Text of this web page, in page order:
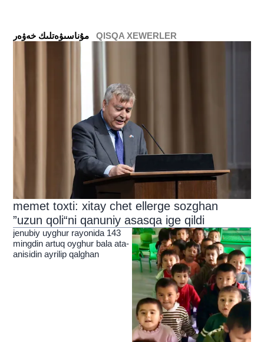
QISQA XEWERLER
memet toxti: xitay chet ellerge sozghan
”uzun qoli“ni qanuniy asasqa ige qildi
jenubiy uyghur rayonida 143
mingdin artuq oyghur bala ata-
anisidin ayrilip qalghan